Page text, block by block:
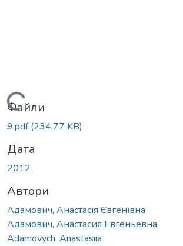
Вантажиться...
Файли
9.pdf(234.77 KB)
Дата
2012
Автори
Адамович, Анастасія Євгенівна
Адамович, Анастасия Евгеньевна
Adamovych, Anastasiia